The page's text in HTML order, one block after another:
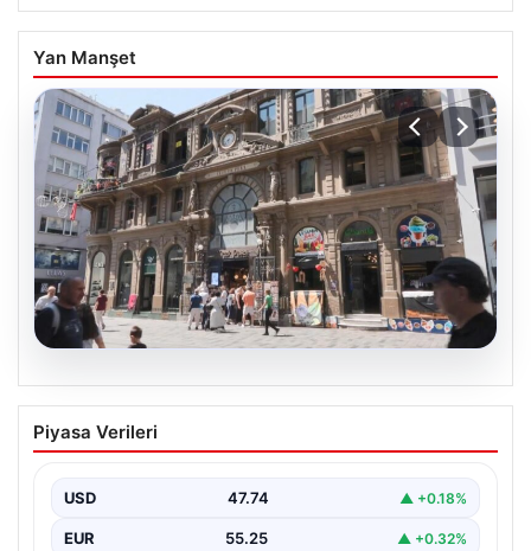
Yan Manşet
08.08.2026
Çiçek Pasajı’nda Görülen Renkli Tabela
ve Afişler Tartışma Yaratıyor
Pasajı, son dönemde ön cephesine yerleştirilen
dondurmacı…
Piyasa Verileri
USD 47.74 ▲ +0.18%
EUR 55.25 ▲ +0.32%